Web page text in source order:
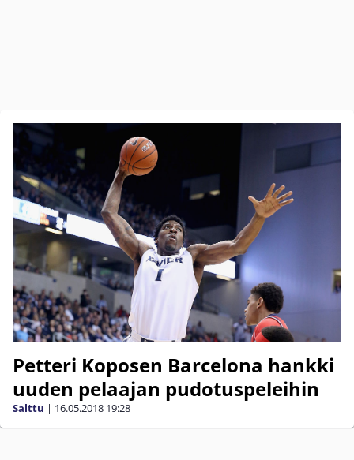
Petteri Koposen Barcelona hankki
uuden pelaajan pudotuspeleihin
Salttu | 16.05.2018 19:28